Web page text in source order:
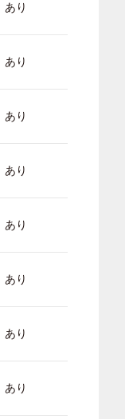
あり
あり
あり
あり
あり
あり
あり
あり